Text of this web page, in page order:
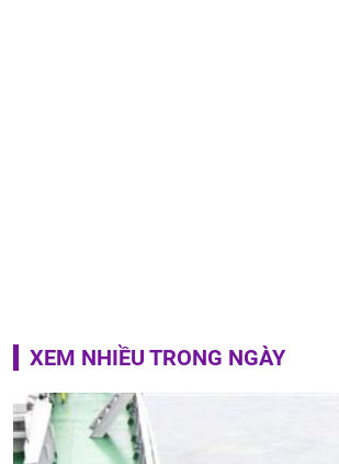
XEM NHIỀU TRONG NGÀY